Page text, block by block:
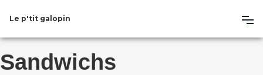
Le p'tit galopin
Sandwichs